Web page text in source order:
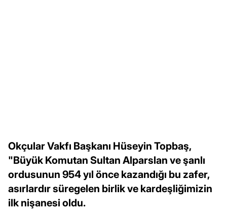
Okçular Vakfı Başkanı Hüseyin Topbaş,
"Büyük Komutan Sultan Alparslan ve şanlı
ordusunun 954 yıl önce kazandığı bu zafer,
asırlardır süregelen birlik ve kardeşliğimizin
ilk nişanesi oldu.